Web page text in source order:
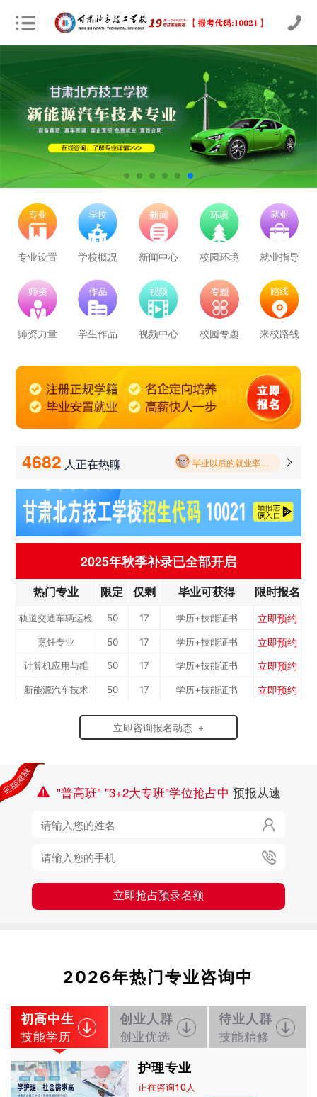
专业设置 学校概况 新闻中心 校园环境 就业指导
师资力量 学生作品 视频中心 校园专题 来校路线
4682 人正在热聊
学校里面的漂亮女孩子多不多呀
报名要带哪些东西
毕业以后的就业率怎么样呀
学校里面的漂亮女孩子多不多呀
报名要带哪些东西

2025年秋季补录已全部开启
热门专业 限定 仅剩 毕业可获得 限时报名
新能源汽车技术
专...
50 17 学历+技能证书 立即预约
立即预约
轨道交通车辆运检 50
烹饪专业 17 学历+技能证书
计算机应用与维
修...
50 17 学历+技能证书 立即预约
新能源汽车技术 50 17 学历+技能证书 立即预约
机电一体化专业 50 17 学历+技能证书
铁路客运服务专业 50 17 学历+技能证书 立即预约
轨道交通车辆运检 50 17 学历+技能证书 立即预约
烹饪专业 50 17 学历+技能证书 立即预约
计算机应用与维
修...
50 17 学历+技能证书 立即预约
新能源汽车技术 50 17 学历+技能证书 立即预约
机电一体化专业 50 17 学历+技能证书
立即咨询报名动态 +
 "普高班" "3+2大专班"学位抢占中 预报从速


立即抢占预录名额
2026年热门专业咨询中
初高中生
技能学历
创业人群
创业优选
待业人群
技能精修
护理专业
正在咨询10人